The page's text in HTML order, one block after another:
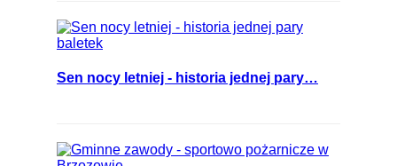
Sen nocy letniej - historia jednej pary…